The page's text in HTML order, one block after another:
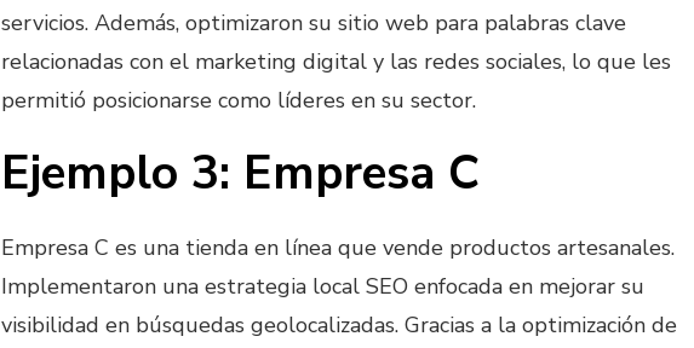
servicios. Además, optimizaron su sitio web para palabras clave
relacionadas con el marketing digital y las redes sociales, lo que les
permitió posicionarse como líderes en su sector.
Ejemplo 3: Empresa C
Empresa C es una tienda en línea que vende productos artesanales.
Implementaron una estrategia local SEO enfocada en mejorar su
visibilidad en búsquedas geolocalizadas. Gracias a la optimización de